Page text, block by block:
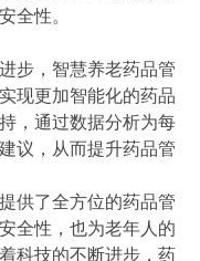
全性。
步，智慧养老药品管
现更加智能化的药品
，通过数据分析为每
议，从而提升药品管
供了全方位的药品管
全性，也为老年人的
科技的不断进步，药